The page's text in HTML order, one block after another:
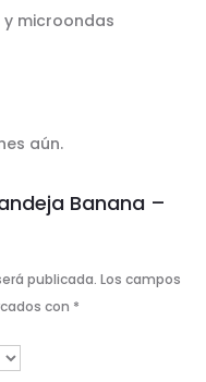
microondas
aún.
Banana –
publicada. Los campos
con *